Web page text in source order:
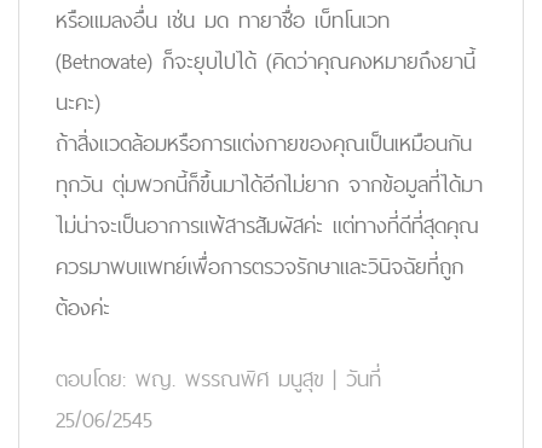
หรือแมลงอื่น เช่น มด ทายาชื่อ เบ็ทโนเวท
(Betnovate) ก็จะยุบไปได้ (คิดว่าคุณคงหมายถึงยานี้
นะคะ)
ถ้าสิ่งแวดล้อมหรือการแต่งกายของคุณเป็นเหมือนกัน
ทุกวัน ตุ่มพวกนี้ก็ขึ้นมาได้อีกไม่ยาก จากข้อมูลที่ได้มา
ไม่น่าจะเป็นอาการแพ้สารสัมผัสค่ะ แต่ทางที่ดีที่สุดคุณ
ควรมาพบแพทย์เพื่อการตรวจรักษาและวินิจฉัยที่ถูก
ต้องค่ะ
ตอบโดย: พญ. พรรณพิศ มนูสุข | วันที่
25/06/2545